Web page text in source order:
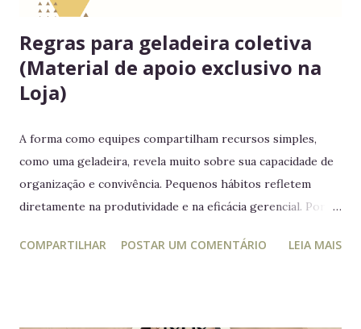
Regras para geladeira coletiva
(Material de apoio exclusivo na
Loja)
A forma como equipes compartilham recursos simples,
como uma geladeira, revela muito sobre sua capacidade de
organização e convivência. Pequenos hábitos refletem
diretamente na produtividade e na eficácia gerencial. Por
da educação estratégica e gerencial : respeito ao espaço
COMPARTILHAR POSTAR UM COMENTÁRIO LEIA MAIS